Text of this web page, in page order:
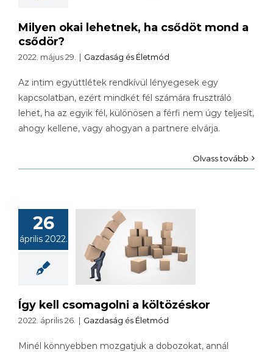
Milyen okai lehetnek, ha csődöt mond a
csődör?
2022. május 29. | Gazdaság és Életmód
Az intim együttlétek rendkívül lényegesek egy
kapcsolatban, ezért mindkét fél számára frusztráló
lehet, ha az egyik fél, különösen a férfi nem úgy teljesít,
ahogy kellene, vagy ahogyan a partnere elvárja.
Olvass tovább
26
április 2022.
kell
a
Így kell csomagolni a költözéskor
2022. április 26. | Gazdaság és Életmód
Minél könnyebben mozgatjuk a dobozokat, annál